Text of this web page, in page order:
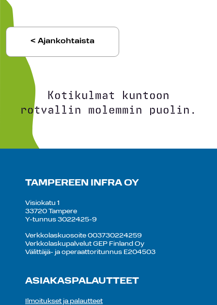
< Ajankohtaista
Kotikulmat kuntoon
rotvallin molemmin puolin.
TAMPEREEN INFRA OY
Visiokatu 1
33720 Tampere
Y-tunnus 3022425-9
Verkkolaskuosoite 003730224259
Verkkolaskupalvelut GEP Finland Oy
Välittäjä- ja operaattoritunnus E204503
ASIAKASPALAUTTEET
Ilmoitukset ja palautteet